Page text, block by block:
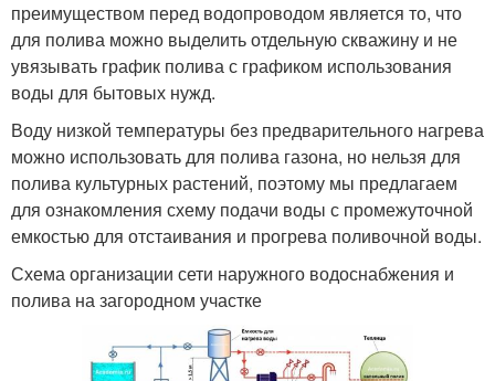
преимуществом перед водопроводом является то, что
для полива можно выделить отдельную скважину и не
увязывать график полива с графиком использования
воды для бытовых нужд.
Воду низкой температуры без предварительного нагрева
можно использовать для полива газона, но нельзя для
полива культурных растений, поэтому мы предлагаем
для ознакомления схему подачи воды с промежуточной
емкостью для отстаивания и прогрева поливочной воды.
Схема организации сети наружного водоснабжения и
полива на загородном участке